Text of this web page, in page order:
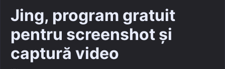
Jing, program gratuit
pentru screenshot și
captură video